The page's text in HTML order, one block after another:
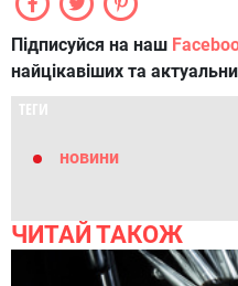
Підписуйся на наш
найцікавіших та
ТЕГИ
новини
ЧИТАЙ ТАКОЖ